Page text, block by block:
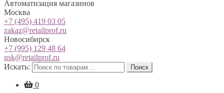
Автоматизация магазинов
Москва
+7 (495) 419 03 05
zakaz@retailprof.ru
Новосибирск
+7 (995) 129 48 64
nsk@retailprof.ru
Искать:
Поиск
0